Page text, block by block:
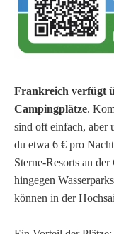
Frankreich verfügt
Campingplätze.
sind oft einfach, aber
du etwa 6 € pro
Sterne-Resorts an
hingegen
können in der